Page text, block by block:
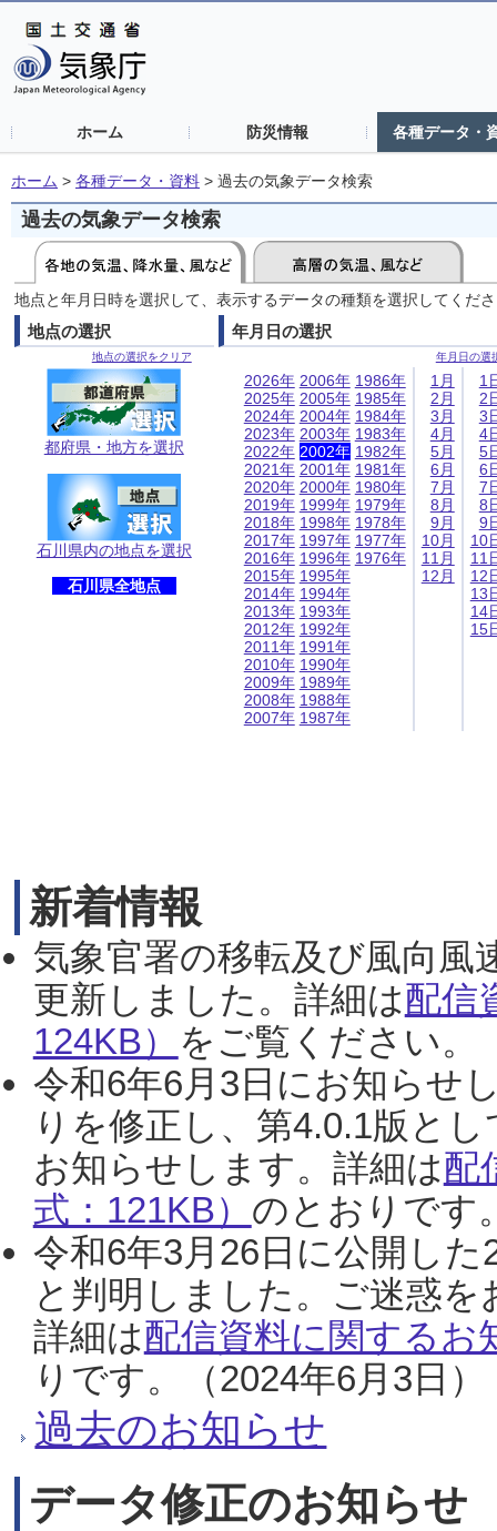
ホーム 防災情報 各種データ・
ホーム > 各種データ・資料 > 過去の気象データ検索
過去の気象データ検索
地点と年月日時を選択して、表示するデータの種類を選択してくだ
地点の選択
地点の選択をクリア
都府県・地方を選択
石川県内の地点を選択
石川県全地点
年月日の選択
年月日の選
2026年
2025年
2024年
2023年
2022年
2021年
2020年
2019年
2018年
2017年
2016年
2015年
2014年
2013年
2012年
2011年
2010年
2009年
2008年
2007年
2006年
2005年
2004年
2003年
2002年
2001年
2000年
1999年
1998年
1997年
1996年
1995年
1994年
1993年
1992年
1991年
1990年
1989年
1988年
1987年
1986年
1985年
1984年
1983年
1982年
1981年
1980年
1979年
1978年
1977年
1976年
1月
2月
3月
4月
5月
6月
7月
8月
9月
10月
11月
12月
1
2
3
4
5
6
7
8
9
10
11
12
13
14
15
新着情報
気象官署の移転及び風向風
更新しました。詳細は配信
124KB） をご覧ください。
令和6年6月3日にお知らせ
りを修正し、第4.0.1版と
お知らせします。詳細は配
式：121KB） のとおりです
令和6年3月26日に公開し
と判明しました。ご迷惑
詳細は配信資料に関するお
りです。（2024年6月3日）
過去のお知らせ
データ修正のお知らせ